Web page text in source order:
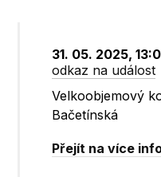
31. 05. 2025,
odkaz na událost
Velkoobjemový
Bačetínská
Přejít na více